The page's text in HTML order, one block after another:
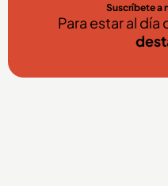
Suscríbete a
Para estar al día